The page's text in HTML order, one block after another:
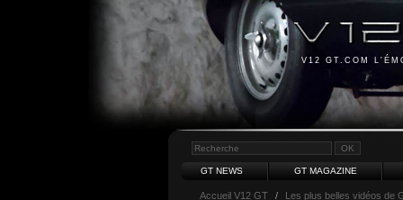
V12 GT.COM
GT NEWS GT MAGAZINE
Accueil V12 GT / Les plus belles vidéos de